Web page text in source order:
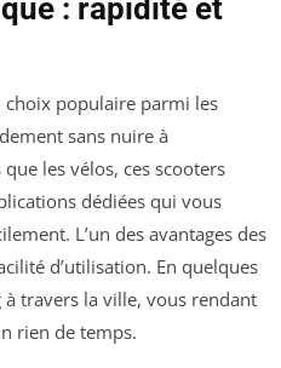
: rapidité et
choix populaire parmi les
sans nuire à
les vélos, ces scooters
dédiées qui vous
L’un des avantages des
d’utilisation. En quelques
travers la ville, vous rendant
rien de temps.